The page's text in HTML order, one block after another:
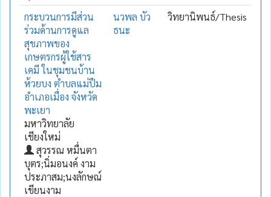
กระบวนการมีส่วน
ร่วมด้านการดูแล
สุขภาพของ
เกษตรกรผู้ใช้สาร
เคมี ในชุมชนบ้าน
ห้วยบง ตำบลแม่ปืม
อำเภอเมื่อง จังหวัด
พะเยา
มหาวิทยาลัย
เชียงใหม่
สุวรรณ หมื่นตา
บุตร;นิ่มอนงค์ งาม
ประภาสม;นงลักษณ์
เขียนงาม
นวพล บัว
ธนะ
วิทยานิพนธ์/Thesis